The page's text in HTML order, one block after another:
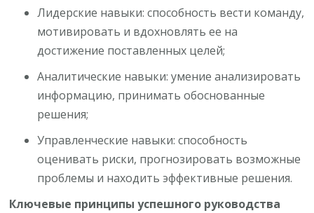
Лидерские навыки: способность вести команду,
мотивировать и вдохновлять ее на
достижение поставленных целей;
Аналитические навыки: умение анализировать
информацию, принимать обоснованные
решения;
Управленческие навыки: способность
оценивать риски, прогнозировать возможные
проблемы и находить эффективные решения.
Ключевые принципы успешного руководства